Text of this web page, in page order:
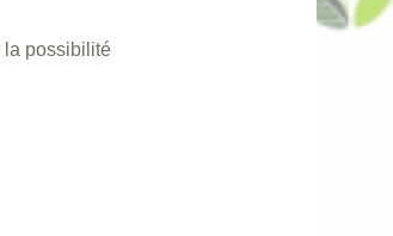
la possibilité